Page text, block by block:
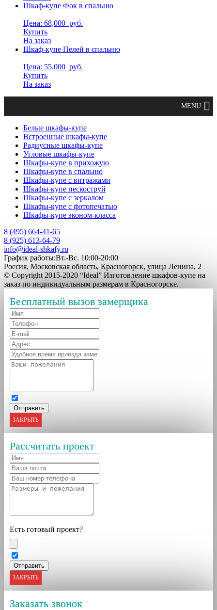
Шкаф-купе Фок в спальню
Цена: 68,000 руб.
Купить
На заказ
Шкаф-купе Пелей в спальню
Цена: 55,000 руб.
Купить
На заказ
Белые шкафы-купе
Встроенные шкафы-купе
Радиусные шкафы-купе
Угловые шкафы-купе
Шкафы-купе в прихожую
Шкафы-купе в спальню
Шкафы-купе с витражами
Шкафы-купе пескоструй
Шкафы-купе с зеркалом
Шкафы-купе с фотопечатью
Шкафы-купе эконом-класса
8 (495) 664-41-65
8 (925) 613-64-79
info@ideal-shkafy.ru
График работы:Вт.-Вс. 10:00-20:00
Россия, Московская область, Красногорск, улица Ленина, 2
© Copyright 2015-2020 “Ideal” Изготовление шкафов-купе на
заказ по индивидуальным размерам в Красногорске.
Бесплатный вызов замерщика
ЗАКРЫТЬ
Рассчитать проект
Есть готовый проект?
ЗАКРЫТЬ
Заказать звонок